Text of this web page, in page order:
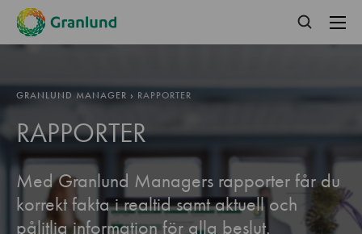
GRANLUND MANAGER › RAPPORTER
RAPPORTER
Med Granlund Managers rapporter får du
korrekt fakta i realtid samt aktuell och
pålitlig information för alla beslut.